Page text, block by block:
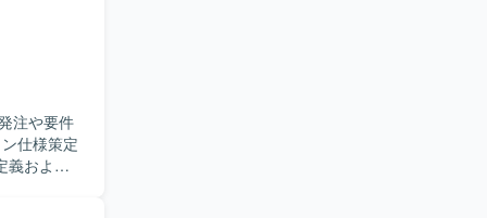
ラクゼ
に応じ
れてい
ける方
で一気
最大級
とができ
境です。
必要な機
ションス
注や要件
義および